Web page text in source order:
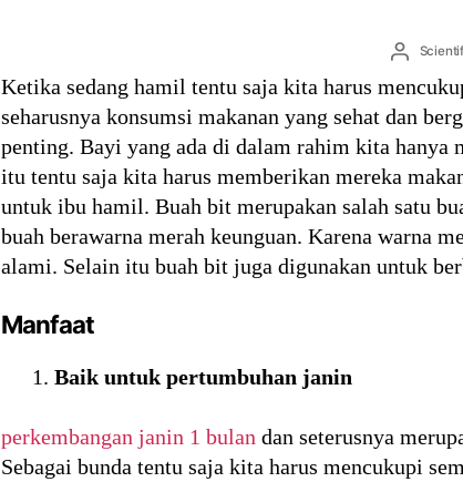
Post
Ketika sedang hamil tentu saja kita harus
seharusnya konsumsi makanan yang sehat dan
penting. Bayi yang ada di dalam rahim kita hanya
itu tentu saja kita harus memberikan mereka
untuk ibu hamil. Buah bit merupakan salah satu
buah berawarna merah keunguan. Karena warna
alami. Selain itu buah bit juga digunakan untuk
Manfaat
Baik untuk pertumbuhan janin
perkembangan janin 1 bulan dan seterusnya
Sebagai bunda tentu saja kita harus mencukupi